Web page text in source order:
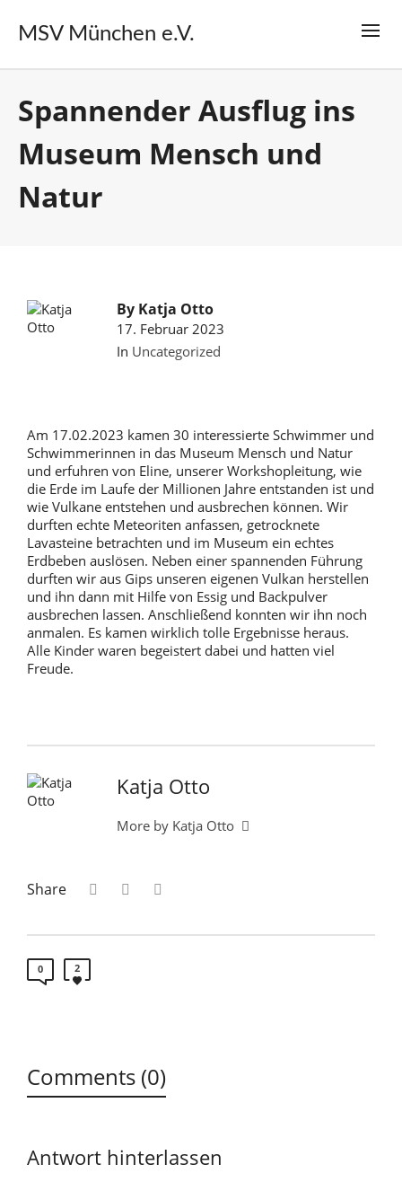
MSV München e.V.
Spannender Ausflug ins
Museum Mensch und
Natur
By Katja Otto
17. Februar 2023
In Uncategorized
Am 17.02.2023 kamen 30 interessierte Schwimmer und
Schwimmerinnen in das Museum Mensch und Natur
und erfuhren von Eline, unserer Workshopleitung, wie
die Erde im Laufe der Millionen Jahre entstanden ist und
wie Vulkane entstehen und ausbrechen können. Wir
durften echte Meteoriten anfassen, getrocknete
Lavasteine betrachten und im Museum ein echtes
Erdbeben auslösen. Neben einer spannenden Führung
durften wir aus Gips unseren eigenen Vulkan herstellen
und ihn dann mit Hilfe von Essig und Backpulver
ausbrechen lassen. Anschließend konnten wir ihn noch
anmalen. Es kamen wirklich tolle Ergebnisse heraus.
Alle Kinder waren begeistert dabei und hatten viel
Freude.
Katja Otto
More by Katja Otto
Share
0 2
Comments (0)
Antwort hinterlassen